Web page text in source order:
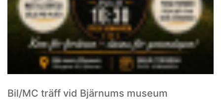
Bil/MC träff vid Bjärnums museum